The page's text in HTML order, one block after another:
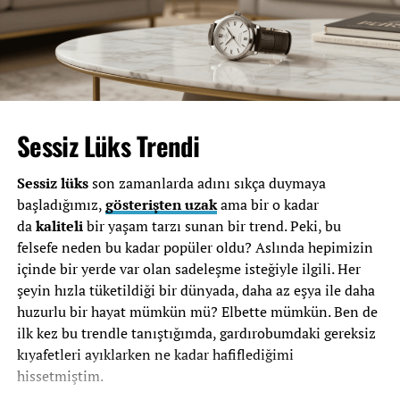
olabiliyorlar. Bu da onların avcılardan korunmasına
yardımcı oluyor. Renklerin bu kadar önemli olması
şaşırtıcı değil mi?
Aşağıdaki tabloda, bazı kelebek türlerinin kanat
Kelebek
Renk
Morfo
Kelebeği
Mavi
Avcılardan kaçmak için ışık
oyunları
Kral Kelebeği
Turuncu-Siyah
Zehirli olduğunu göstermek
Çayır
Kelebeği
Yeşil
Çevreye uyum, kamuflaj
Kelebeklerin renkleri sadece güzellik için değil,hayatta
kalmanın anahtarı! Her bir renk, doğanın zekice
tasarlanmış bir parçası. Bir dahaki sefere bir kelebek
Sessiz Lüks Trendi
Sessiz lüksson zamanlarda adını sıkça duymaya
başladığımız,gösterişten uzakama bir o kadar
dakalitelibir yaşam tarzı sunan bir trend. Peki, bu
felsefe neden bu kadar popüler oldu? Aslında hepimizin
içinde bir yerde var olan sadeleşme isteğiyle ilgili. Her
şeyin hızla tüketildiği bir dünyada, daha az eşya ile daha
huzurlu bir hayat mümkün mü? Elbette mümkün. Ben de
ilk kez bu trendle tanıştığımda, gardırobumdaki gereksiz
kıyafetleri ayıklarken ne kadar hafiflediğimi
hissetmiştim.